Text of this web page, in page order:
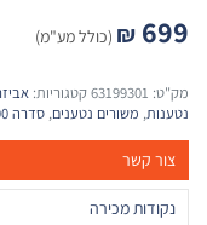
₪ 699 (כולל מע"מ)
מק"ט: 63199301קטגוריות:
נטענות, משורים נטענים, סדרה 200 המוסדית
צור קשר
נקודות מכירה